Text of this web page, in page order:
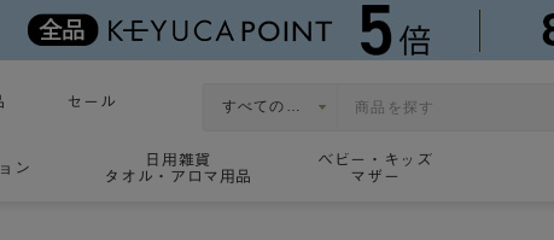
セール
ン
日用雑貨
タオル・アロマ用品
ベビー・キッズ
マザー